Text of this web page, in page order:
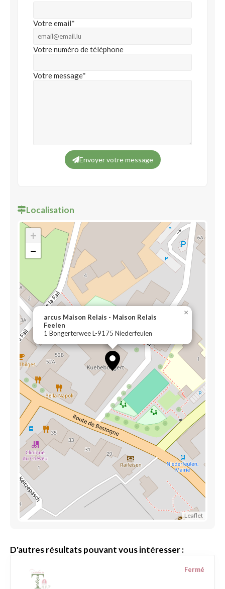
Votre email*
Votre numéro de téléphone
Votre message*
Envoyer votre message
Localisation
arcus Maison Relais - Maison Relais
Feelen
1 Bongerterwee L-9175 Niederfeulen
×
+
−
Leaflet
D'autres résultats pouvant vous intéresser :
Fermé